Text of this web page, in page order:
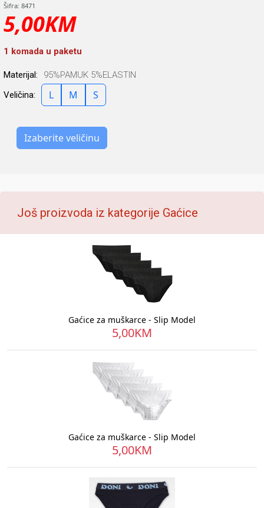
Šifra: 8471
5,00KM
1 komada u paketu
Materijal:
95%PAMUK 5%ELASTIN
Veličina:
L M S
Izaberite veličinu
Još proizvoda iz kategorije Gaćice
Gaćice za muškarce - Slip Model
5,00KM
Gaćice za muškarce - Slip Model
5,00KM